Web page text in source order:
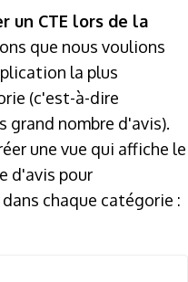
un CTE lors de la
que nous voulions
la plus
(c'est-à-dire
grand nombre d'avis).
une vue qui affiche le
d'avis pour
chaque catégorie :